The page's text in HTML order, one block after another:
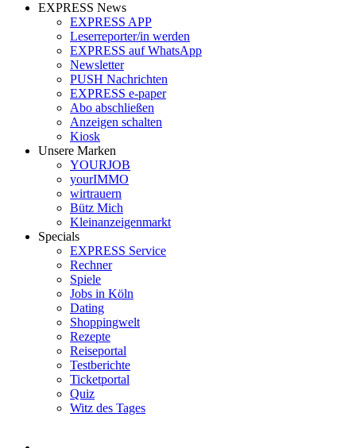
EXPRESS News
EXPRESS APP
Leserreporter/in werden
EXPRESS auf WhatsApp
Newsletter
PUSH Nachrichten
EXPRESS e-paper
Abo abschließen
Anzeigen schalten
Kiosk
Unsere Marken
YOURJOB
yourIMMO
wirtrauern
Bütz Mich
Kleinanzeigenmarkt
Specials
EXPRESS Service
Rechner
Spiele
Jobs in Köln
Dating
Shoppingwelt
Rezepte
Reiseportal
Testberichte
Ticketportal
Quiz
Witz des Tages